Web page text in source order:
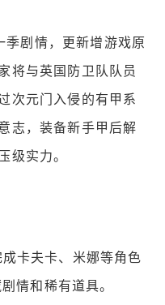
季剧情，更新增游戏原
将与英国防卫队队员
次元门入侵的有甲系
志，装备新手甲后解
级实力。
成卡夫卡、米娜等角色
情和稀有道具。